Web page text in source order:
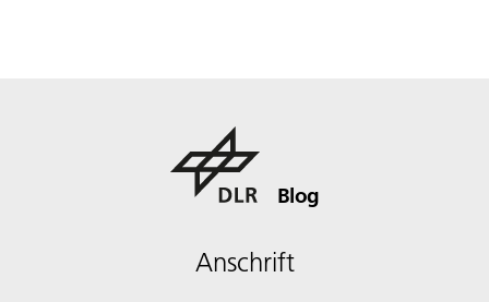
Blog
Anschrift